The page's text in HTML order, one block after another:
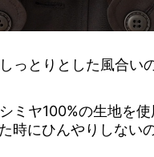
っとりとした風合い
ミヤ100%の生地を
時にひんやりしない